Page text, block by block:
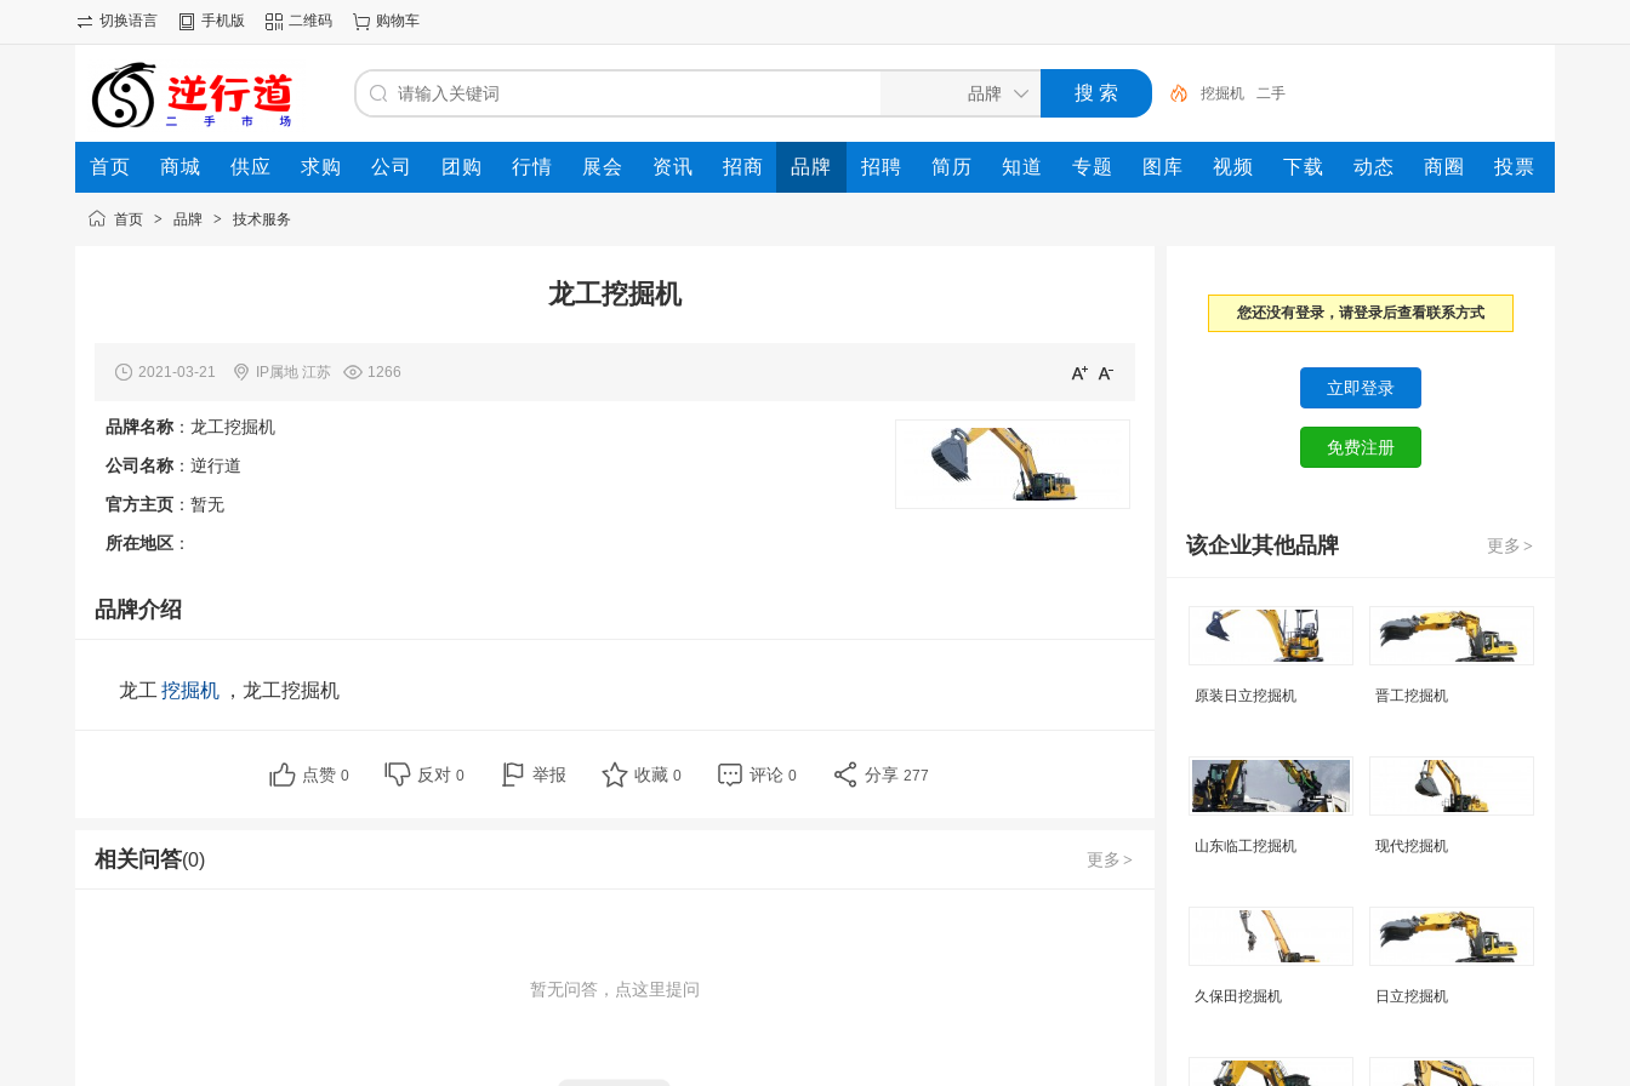
切换语言 手机版 二维码 购物车
挖掘机 二手
首页 商城 供应 求购 公司 团购 行情 展会 资讯 招商 品牌 招聘 简历 知道 专题 图库 视频 下载 动态 商圈 投票
首页 > 品牌 > 技术服务
龙工挖掘机
2021-03-21 IP属地 江苏 1266
品牌名称 ：龙工挖掘机
公司名称 ：逆行道
官方主页 ：暂无
所在地区 ：
品牌介绍
龙工 挖掘机 ，龙工挖掘机
点赞 0 反对 0 举报 收藏 0 评论 0 分享 277
更多 >
相关问答(0)
暂无问答，点这里提问
您还没有登录，请登录后查看联系方式
更多 >
该企业其他品牌
原装日立挖掘机 晋工挖掘机
山东临工挖掘机 现代挖掘机
久保田挖掘机 日立挖掘机